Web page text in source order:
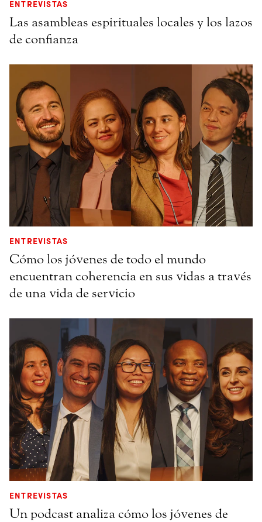
ENTREVISTAS
Las asambleas espirituales locales y los lazos
de confianza
ENTREVISTAS
Cómo los jóvenes de todo el mundo
encuentran coherencia en sus vidas a través
de una vida de servicio
ENTREVISTAS
Un podcast analiza cómo los jóvenes de